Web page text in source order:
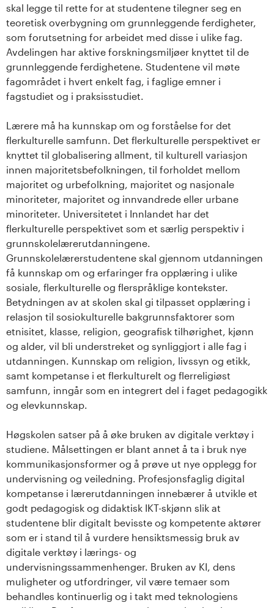
skal legge til rette for at studentene tilegner seg en
teoretisk overbygning om grunnleggende ferdigheter,
som forutsetning for arbeidet med disse i ulike fag.
Avdelingen har aktive forskningsmiljøer knyttet til de
grunnleggende ferdighetene. Studentene vil møte
fagområdet i hvert enkelt fag, i faglige emner i
fagstudiet og i praksisstudiet.
Lærere må ha kunnskap om og forståelse for det
flerkulturelle samfunn. Det flerkulturelle perspektivet er
knyttet til globalisering allment, til kulturell variasjon
innen majoritetsbefolkningen, til forholdet mellom
majoritet og urbefolkning, majoritet og nasjonale
minoriteter, majoritet og innvandrede eller urbane
minoriteter. Universitetet i Innlandet har det
flerkulturelle perspektivet som et særlig perspektiv i
grunnskolelærerutdanningene.
Grunnskolelærerstudentene skal gjennom utdanningen
få kunnskap om og erfaringer fra opplæring i ulike
sosiale, flerkulturelle og flerspråklige kontekster.
Betydningen av at skolen skal gi tilpasset opplæring i
relasjon til sosiokulturelle bakgrunnsfaktorer som
etnisitet, klasse, religion, geografisk tilhørighet, kjønn
og alder, vil bli understreket og synliggjort i alle fag i
utdanningen. Kunnskap om religion, livssyn og etikk,
samt kompetanse i et flerkulturelt og flerreligiøst
samfunn, inngår som en integrert del i faget pedagogikk
og elevkunnskap.
Høgskolen satser på å øke bruken av digitale verktøy i
studiene. Målsettingen er blant annet å ta i bruk nye
kommunikasjonsformer og å prøve ut nye opplegg for
undervisning og veiledning. Profesjonsfaglig digital
kompetanse i lærerutdanningen innebærer å utvikle et
godt pedagogisk og didaktisk IKT-skjønn slik at
studentene blir digitalt bevisste og kompetente aktører
som er i stand til å vurdere hensiktsmessig bruk av
digitale verktøy i lærings- og
undervisningssammenhenger. Bruken av KI, dens
muligheter og utfordringer, vil være temaer som
behandles kontinuerlig og i takt med teknologiens